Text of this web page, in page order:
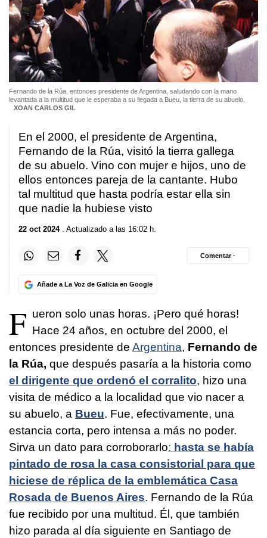
Fernando de la Rúa, entonces presidente de Argentina, saludando con la mano
levantada a la multitud que le esperaba a su llegada a Bueu, la tierra de su abuelo.
XOAN CARLOS GIL
En el 2000, el presidente de Argentina,
Fernando de la Rúa, visitó la tierra gallega
de su abuelo. Vino con mujer e hijos, uno de
ellos entonces pareja de la cantante. Hubo
tal multitud que hasta podría estar ella sin
que nadie la hubiese visto
22 oct 2024. Actualizado a las 16:02 h.
Añade a La Voz de Galicia en Google
Comentar ·
F ueron solo unas horas. ¡Pero qué horas!
Hace 24 años, en octubre del 2000, el
entonces presidente de Argentina, Fernando de
la Rúa, que después pasaría a la historia como
el dirigente que ordenó el corralito, hizo una
visita de médico a la localidad que vio nacer a
su abuelo, a Bueu. Fue, efectivamente, una
estancia corta, pero intensa a más no poder.
Sirva un dato para corroborarlo: hasta se había
pintado de rosa la casa consistorial para que
hiciese de réplica de la emblemática Casa
Rosada de Buenos Aires. Fernando de la Rúa
fue recibido por una multitud. Él, que también
hizo parada al día siguiente en Santiago de